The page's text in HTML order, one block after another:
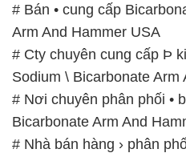
# Bán • cung cấp
Arm And Hammer USA
# Cty chuyên cung cấp Þ
Sodium \ Bicarbonate Arm
# Nơi chuyên phân phối •
Bicarbonate Arm And
# Nhà bán hàng › phân